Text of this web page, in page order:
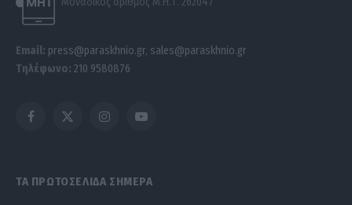
Email: press@paraskhnio.gr, sales@paraskhnio.gr
Τηλέφωνο: 210 9580876
Facebook
X
InstagramYouTube
ΤΑ ΠΡΩΤΟΣΕΛΙΔΑ ΣΗΜΕΡΑ